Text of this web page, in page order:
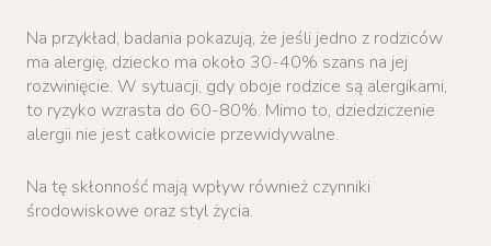
Na przykład, badania pokazują, że jeśli jedno z rodziców
ma alergię, dziecko ma około 30-40% szans na jej
rozwinięcie. W sytuacji, gdy oboje rodzice są alergikami,
to ryzyko wzrasta do 60-80%. Mimo to, dziedziczenie
alergii nie jest całkowicie przewidywalne.
Na tę skłonność mają wpływ również czynniki
środowiskowe oraz styl życia.